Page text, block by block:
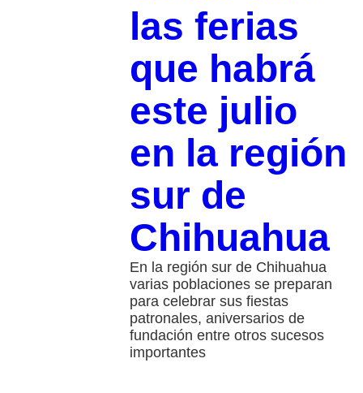
las ferias
que habrá
este julio
en la región
sur de
Chihuahua
En la región sur de Chihuahua
varias poblaciones se preparan
para celebrar sus fiestas
patronales, aniversarios de
fundación entre otros sucesos
importantes